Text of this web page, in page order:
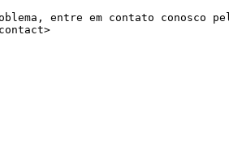
entre em contato conosco